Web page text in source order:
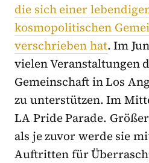
die sich einer
kosmopolitischen
verschrieben hat. Im
vielen Veranstaltungen
Gemeinschaft in Los
zu unterstützen. Im
LA Pride Parade.
als je zuvor werde sie
Auftritten für